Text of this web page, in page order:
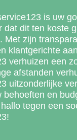
is uw
dat dit ten koste
Met zijn
klantgerichte
verhuizen een
afstanden
uitzonderlijke
behoeften en
tegen een